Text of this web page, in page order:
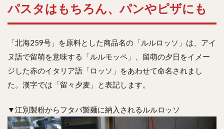
パスタはもちろん、パンやピザにも
「北海259号」を原料とした商品名の「ルルロッソ」は、アイ
ヌ語で留萌を意味する「ルルモッペ」、留萌の夕日をイメー
ジした赤のイタリア語「ロッソ」をあわせて命名されまし
た。漢字では「留々夕麦」と表記します。
▼江別製粉からフタバ製麺に納入されるルルロッソ